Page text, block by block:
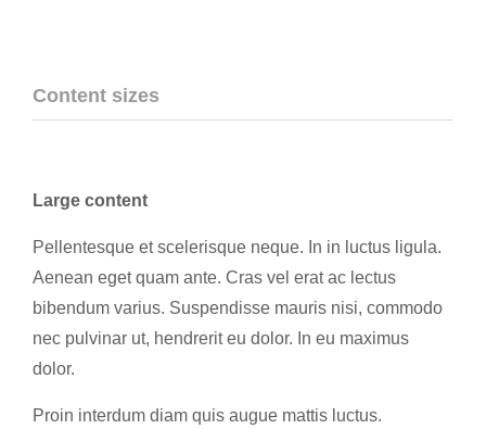
Content sizes
Large content
Pellentesque et scelerisque neque. In in luctus ligula.
Aenean eget quam ante. Cras vel erat ac lectus
bibendum varius. Suspendisse mauris nisi, commodo
nec pulvinar ut, hendrerit eu dolor. In eu maximus
dolor.
Proin interdum diam quis augue mattis luctus.